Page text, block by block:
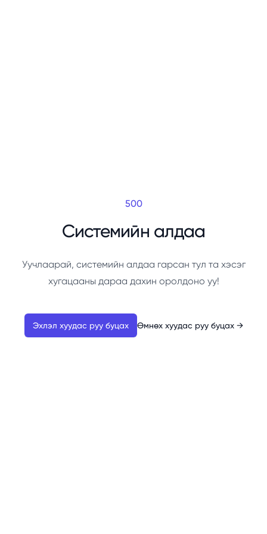
500
Системийн алдаа
Уучлаарай, системийн алдаа гарсан тул та хэсэг
хугацааны дараа дахин оролдоно уу!
Эхлэл хуудас руу буцах Өмнөх хуудас руу буцах →